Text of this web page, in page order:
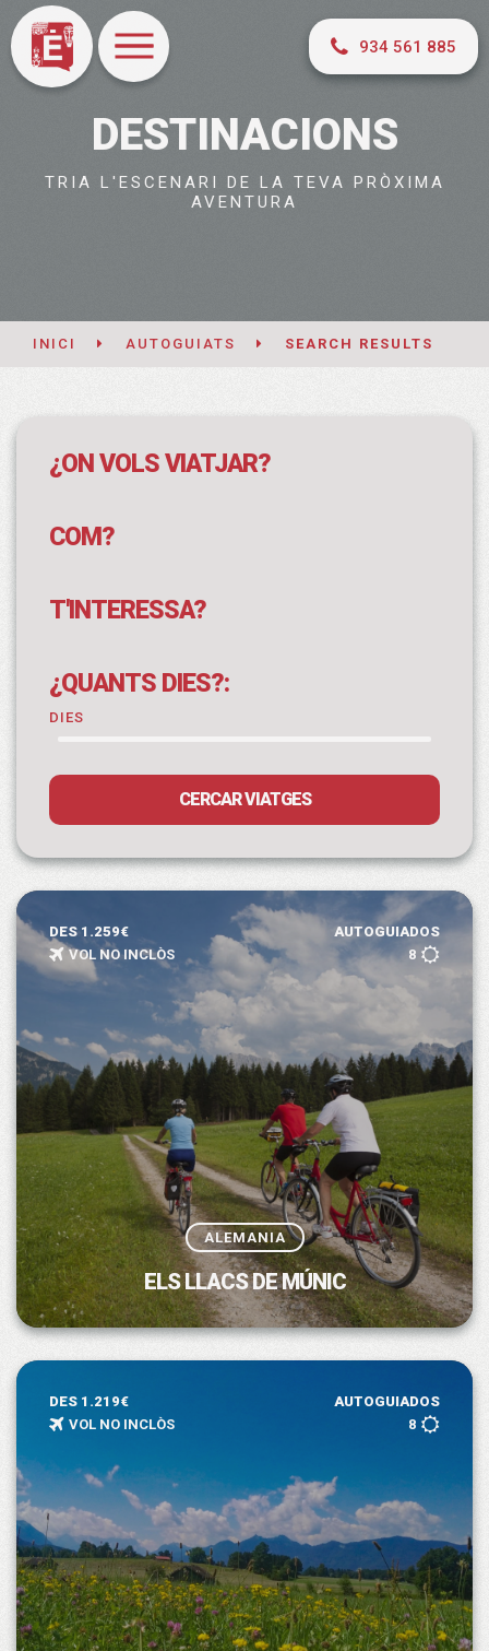
934 561 885
DESTINACIONS
TRIA L'ESCENARI DE LA TEVA PRÒXIMA
AVENTURA
INICI AUTOGUIATS SEARCH RESULTS
¿ON VOLS VIATJAR?
COM?
T'INTERESSA?
¿QUANTS DIES?:
DIES
CERCAR VIATGES
DES 1.259€
AUTOGUIADOS
VOL NO INCLÒS
8
ALEMANIA
ELS LLACS DE MÚNIC
DES 1.219€
AUTOGUIADOS
VOL NO INCLÒS
8